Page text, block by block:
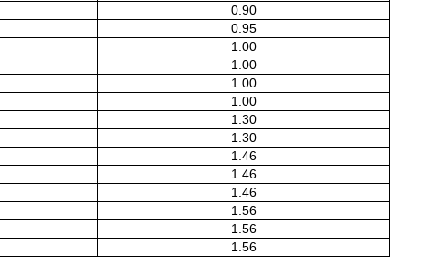
0.90
0.95
1.00
1.00
1.00
1.00
1.30
1.30
1.46
1.46
1.46
1.56
1.56
1.56